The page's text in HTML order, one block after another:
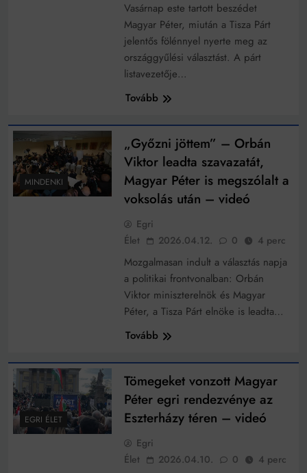
Vasárnap este tartott beszédet
Magyar Péter, miután a Tisza Párt
jelentős fölénnyel nyerte meg az
országgyűlési választást. A párt
listavezetője…
Tovább
MINDENKI
„Győzni jöttem” – Orbán
Viktor leadta szavazatát,
Magyar Péter is megszólalt a
voksolás után – videó
Egri
Élet
2026.04.12. 0 4 perc
Mozgalmasan indult a választás napja
a politikai frontvonalban: Orbán
Viktor miniszterelnök és Magyar
Péter, a Tisza Párt elnöke is leadta…
Tovább
EGRI ÉLET
Tömegeket vonzott Magyar
Péter egri rendezvénye az
Eszterházy téren – videó
Egri
Élet
2026.04.10. 0 4 perc